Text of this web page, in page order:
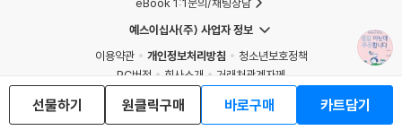
인 삶을 시도하도록 이끈다.
이 책의 또 다른 중요한 의미는 국내에서는 유일하게 제로웨이스터와 비건
을 동시에 다룬다는 데에 있다. 제로웨이스터의 삶을 권하고 실천하는 법
을 알려주는 책, 비건으로서 삶의 자세를 권하거나 경험을 담은 책은 시중
선물하기 원클릭구매 바로구매 카트담기
eBook 1:1문의/채팅상담
예스이십사(주) 사업자 정보
이용약관
개인정보처리방침
청소년보호정책
PC버전
회사소개
거래처관계자께